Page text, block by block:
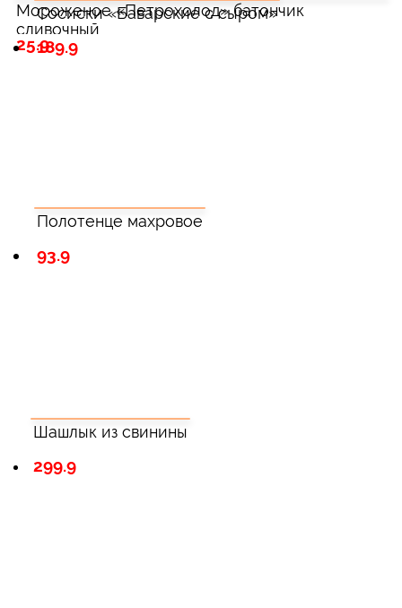
Сосиски «Баварские с сыром»
189.9
Мороженое «Петрохолод» батончик
сливочный
25.9
Полотенце махровое
93.9
Шашлык из свинины
299.9